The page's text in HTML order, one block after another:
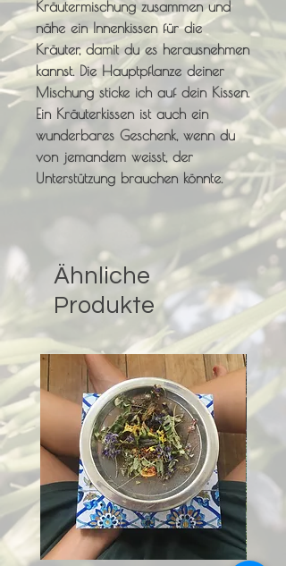
Kräutermischung zusammen und
nähe ein Innenkissen für die
Kräuter, damit du es herausnehmen
kannst. Die Hauptpflanze deiner
Mischung sticke ich auf dein Kissen.
Ein Kräuterkissen ist auch ein
wunderbares Geschenk, wenn du
von jemandem weisst, der
Unterstützung brauchen könnte.
Ähnliche
Produkte